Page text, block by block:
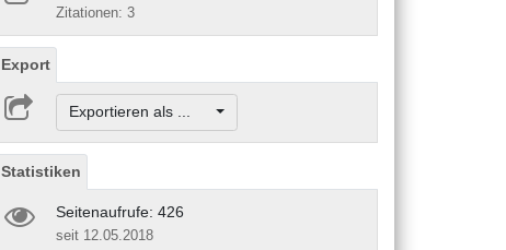
Zitationen: 3
Export
Exportieren als ...
Statistiken
Seitenaufrufe: 426
seit 12.05.2018